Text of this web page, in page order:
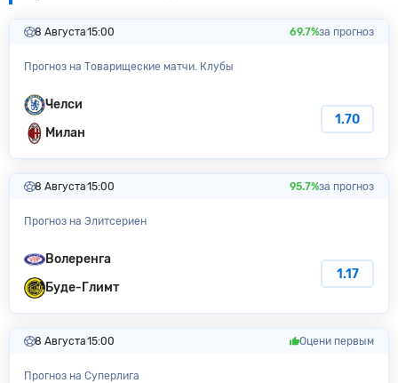
8 Августа15:00 69.7%за прогноз
Прогноз на Товарищеские матчи. Клубы
Челси
Милан
1.70
8 Августа15:00 95.7%за прогноз
Прогноз на Элитсериен
Волеренга
Буде-Глимт
1.17
8 Августа15:00 Оцени первым
Прогноз на Суперлига